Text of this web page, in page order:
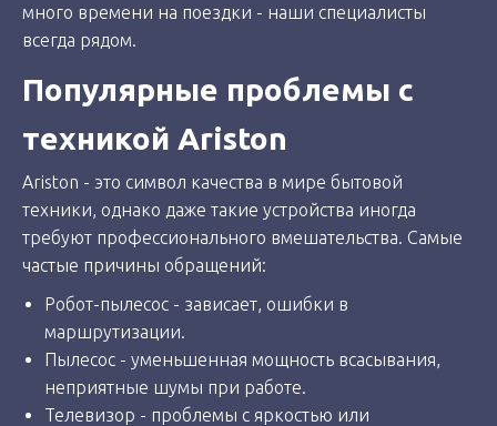
много времени на поездки - наши специалисты
всегда рядом.
Популярные проблемы с
техникой Ariston
Ariston - это символ качества в мире бытовой
техники, однако даже такие устройства иногда
требуют профессионального вмешательства. Самые
частые причины обращений:
Робот-пылесос - зависает, ошибки в
маршрутизации.
Пылесос - уменьшенная мощность всасывания,
неприятные шумы при работе.
Телевизор - проблемы с яркостью или